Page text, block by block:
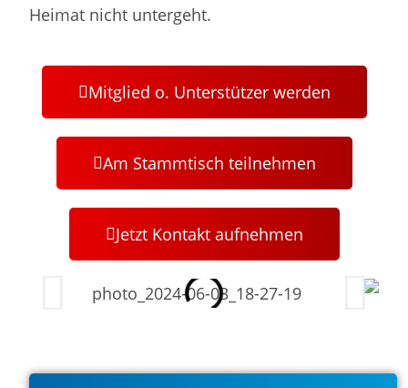
Heimat nicht untergeht.
Mitglied o. Unterstützer werden
Am Stammtisch teilnehmen
Jetzt Kontakt aufnehmen